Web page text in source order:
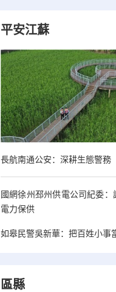
平安江蘇
長航南通公安：深耕生態警務
國網徐州邳州供電公司紀委：
電力保供
如皋民警吳新華：把百姓小事
區縣